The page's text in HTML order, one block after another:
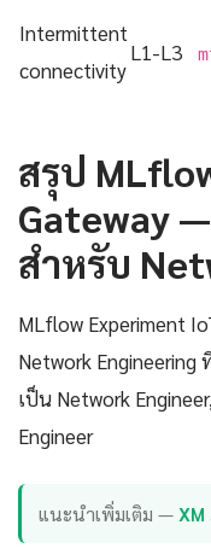
Intermittent
connectivity
L1-L3
สรุป
Gateway
สำหรับ
MLflow Experiment
Network Engineering
เป็น Network
Engineer
แนะนำเพิ่มเติม —